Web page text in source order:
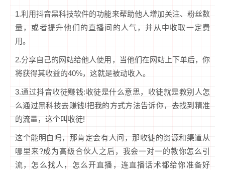
1.利用抖音黑科技软件的功能来帮助他人增加关注、粉丝数
量，或者提升他们的直播间的人气，并从中收取一定费
用。
2.分享自己的网站给他人使用，当他们在网站上下单后，你
将获得其收益的40%，这就是被动收入。
3.通过抖音收徒赚钱:收徒是什么意思，收徒就是教别人怎
么通过黑科技去赚钱!把我的方式方法告诉你，去找到精准
的流量，这个叫收徒!
这个能明白吗，那肯定会有人问，那收徒的资源和渠道从
哪里来?成为高级合伙人之后，我会一对一的教你怎么引
流，怎么找人，怎么开直播，连直播话术都给你准备好